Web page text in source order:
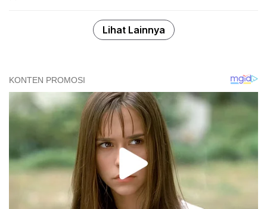
Lihat Lainnya